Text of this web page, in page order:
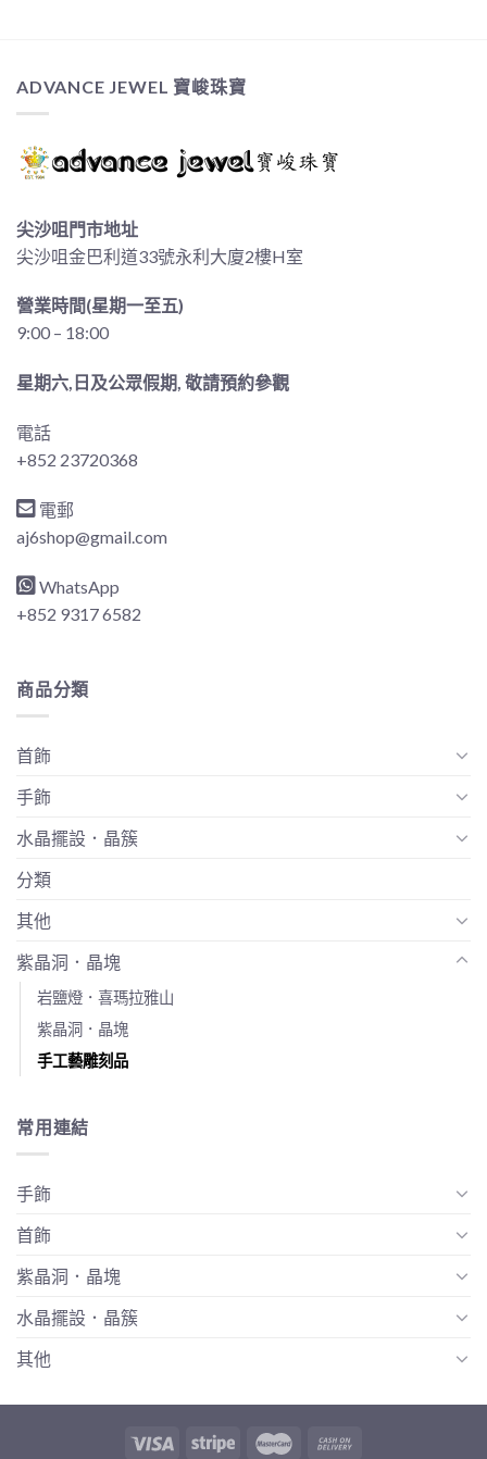
ADVANCE JEWEL 寶峻珠寶
尖沙咀門市地址
尖沙咀金巴利道33號永利大廈2樓H室
營業時間(星期一至五)
9:00 – 18:00
星期六,日及公眾假期, 敬請預約參觀
電話
+852 23720368
電郵
aj6shop@gmail.com
WhatsApp
+852 9317 6582
商品分類
首飾
手飾
水晶擺設．晶簇
分類
其他
紫晶洞．晶塊
岩鹽燈．喜瑪拉雅山
紫晶洞．晶塊
手工藝雕刻品
常用連結
手飾
首飾
紫晶洞．晶塊
水晶擺設．晶簇
其他